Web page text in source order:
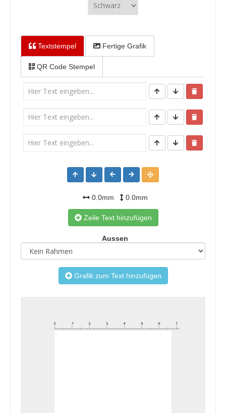
Textstempel Fertige Grafik
QR Code Stempel
0.0mm 0.0mm
Zeile Text hinzufügen
Aussen
Grafik zum Text hinzufügen